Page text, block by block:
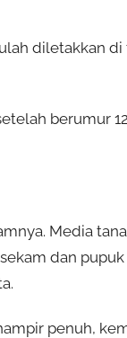
diletakkan
berumur
Media
dan
penuh,